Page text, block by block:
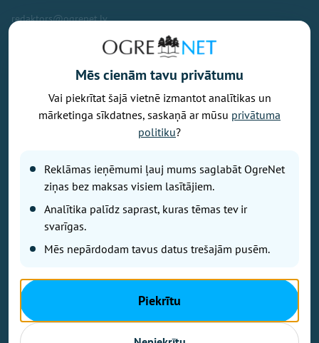
redaktors@ogrenet.lv
Vēlaties izteikt savu viedokli par portālu? Pamanījāt kļūdu? Ir
problēma, ko vēlaties apspriest publiski? Vēlaties iesūtīt rakstu par
Jums aktuālu tēmu? Varbūt Jums vajadzīgs padoms? Rakstiet uz
Izdevējs: SIA "Ogres Balss".
Juridiskā adrese: Lāčplēša iela 24
Ētikas kodeks
Autortiesības
Kontakti
Reklāma
Mēs cienām tavu privātumu
Vai piekrītat šajā vietnē izmantot analītikas un
mārketinga sīkdatnes, saskaņā ar mūsu privātuma
politiku?
Reklāmas ieņēmumi ļauj mums saglabāt OgreNet
ziņas bez maksas visiem lasītājiem.
Analītika palīdz saprast, kuras tēmas tev ir
svarīgas.
Mēs nepārdodam tavus datus trešajām pusēm.
Piekrītu